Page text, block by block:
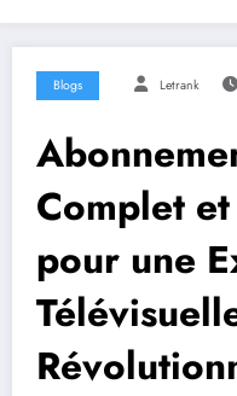
Blogs Letrank
Complet
pour une